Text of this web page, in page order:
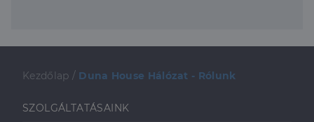
Kezdőlap / Duna House Hálózat - Rólunk
SZOLGÁLTATÁSAINK